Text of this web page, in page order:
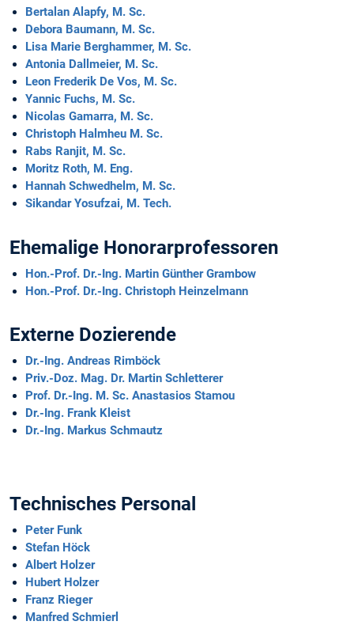
Bertalan Alapfy, M. Sc.
Debora Baumann, M. Sc.
Lisa Marie Berghammer, M. Sc.
Antonia Dallmeier, M. Sc.
Leon Frederik De Vos, M. Sc.
Yannic Fuchs, M. Sc.
Nicolas Gamarra, M. Sc.
Christoph Halmheu M. Sc.
Rabs Ranjit, M. Sc.
Moritz Roth, M. Eng.
Hannah Schwedhelm, M. Sc.
Sikandar Yosufzai, M. Tech.
Ehemalige Honorarprofessoren
Hon.-Prof. Dr.-Ing. Martin Günther Grambow
Hon.-Prof. Dr.-Ing. Christoph Heinzelmann
Externe Dozierende
Dr.-Ing. Andreas Rimböck
Priv.-Doz. Mag. Dr. Martin Schletterer
Prof. Dr.-Ing. M. Sc. Anastasios Stamou
Dr.-Ing. Frank Kleist
Dr.-Ing. Markus Schmautz
Technisches Personal
Peter Funk
Stefan Höck
Albert Holzer
Hubert Holzer
Franz Rieger
Manfred Schmierl